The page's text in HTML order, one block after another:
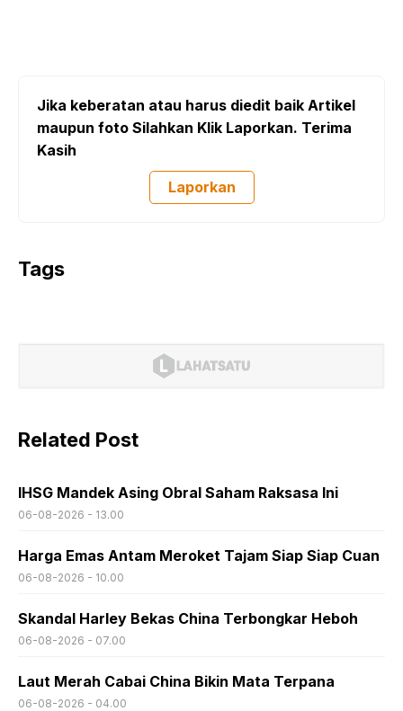
Jika keberatan atau harus diedit baik Artikel
maupun foto Silahkan Klik Laporkan. Terima
Kasih
Laporkan
Tags
Related Post
IHSG Mandek Asing Obral Saham Raksasa Ini
06-08-2026 - 13.00
Harga Emas Antam Meroket Tajam Siap Siap Cuan
06-08-2026 - 10.00
Skandal Harley Bekas China Terbongkar Heboh
06-08-2026 - 07.00
Laut Merah Cabai China Bikin Mata Terpana
06-08-2026 - 04.00